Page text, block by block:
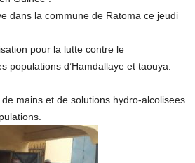
dans la commune de Ratoma ce jeudi
pour la lutte contre le
populations d’Hamdallaye et taouya.
mains et de solutions hydro-alcolisees